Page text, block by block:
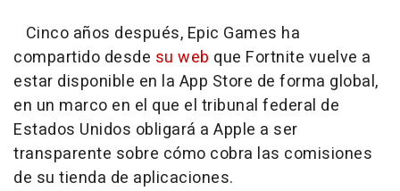
Cinco años después, Epic Games ha
compartido desde su web que Fortnite vuelve a
estar disponible en la App Store de forma global,
en un marco en el que el tribunal federal de
Estados Unidos obligará a Apple a ser
transparente sobre cómo cobra las comisiones
de su tienda de aplicaciones.